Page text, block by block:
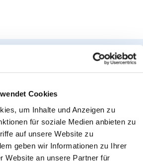
Cookies
um Inhalte und Anzeigen zu
für soziale Medien anbieten zu
auf unsere Website zu
geben wir Informationen zu Ihrer
Website an unsere Partner für